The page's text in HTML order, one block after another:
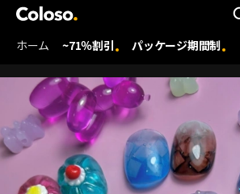
Coloso. | コロソ.
Coloso Menu
ホーム ~71％割引 パッケージ期間制